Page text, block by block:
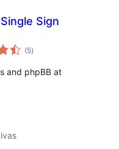
Sign
(5total
de
)
and phpBB at